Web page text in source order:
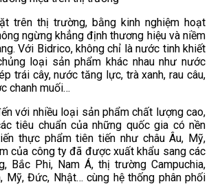
trên thị trường, bằng kinh nghiệm hoạt
ngừng khẳng định thương hiệu và niềm
Với Bidrico, không chỉ là nước tinh khiết
loại sản phẩm khác nhau như nước
trái cây, nước tăng lực, trà xanh, rau câu,
chanh muối…
với nhiều loại sản phẩm chất lượng cao,
tiêu chuẩn của những quốc gia có nền
thực phẩm tiên tiến như châu Âu, Mỹ,
của công ty đã được xuất khẩu sang các
Bắc Phi, Nam Á, thị trường Campuchia,
Mỹ, Đức, Nhật… cùng hệ thống phân phối